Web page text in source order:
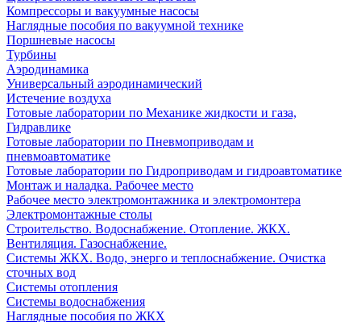
Компрессоры и вакуумные насосы
Наглядные пособия по вакуумной технике
Поршневые насосы
Турбины
Аэродинамика
Универсальный аэродинамический
Истечение воздуха
Готовые лаборатории по Механике жидкости и газа,
Гидравлике
Готовые лаборатории по Пневмоприводам и
пневмоавтоматике
Готовые лаборатории по Гидроприводам и гидроавтоматике
Монтаж и наладка. Рабочее место
Рабочее место электромонтажника и электромонтера
Электромонтажные столы
Строительство. Водоснабжение. Отопление. ЖКХ.
Вентиляция. Газоснабжение.
Системы ЖКХ. Водо, энерго и теплоснабжение. Очистка
сточных вод
Системы отопления
Системы водоснабжения
Наглядные пособия по ЖКХ